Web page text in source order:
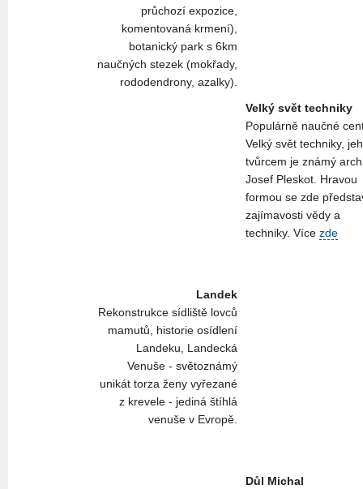
průchozí expozice,
komentovaná krmení),
botanický park s 6km
naučných stezek (mokřady,
rododendrony, azalky).
Velký svět techniky
Populárně naučné
Velký svět techniky,
tvůrcem je známý
Josef Pleskot. Hravou
formou se zde
zajímavosti vědy a
techniky. Více zde
Landek
Rekonstrukce sídliště lovců
mamutů, historie osídlení
Landeku, Landecká
Venuše - světoznámý
unikát torza ženy vyřezané
z krevele - jediná štíhlá
venuše v Evropě.
Důl Michal